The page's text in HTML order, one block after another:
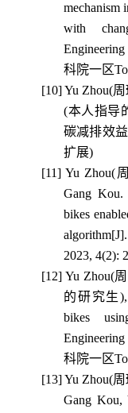
mechanism
with
科院一区
[10]Yu Zhou(
(本人指导
碳减排效
扩展)
[11] Yu Zhou(
Gang Kou.
bikes
2023, 4(2):
[12] Yu Zhou(
的研究生
bikes
科院一区
[13]Yu Zhou(周
Gang Kou,